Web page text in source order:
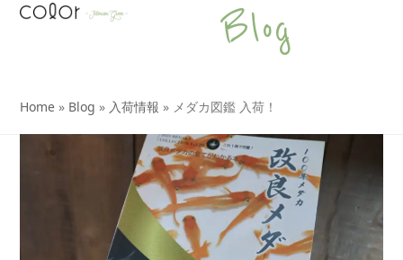
SkipOpen
Close
Blog
Home » Blog » 入荷情報 » メダカ図鑑 入荷！